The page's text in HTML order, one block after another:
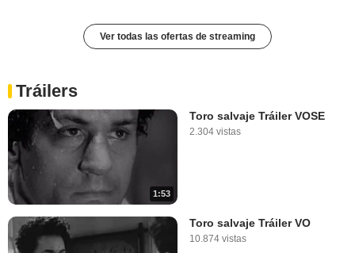
Ver todas las ofertas de streaming
Tráilers
1:53
Toro salvaje Tráiler VOSE
2.304 vistas
Toro salvaje Tráiler VO
10.874 vistas